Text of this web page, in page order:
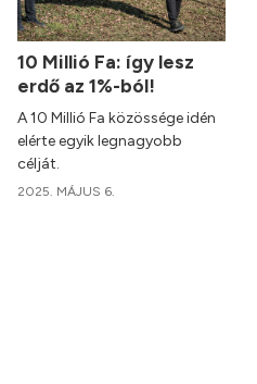
10 Millió Fa: így lesz
erdő az 1%-ból!
A 10 Millió Fa közössége idén
elérte egyik legnagyobb
célját.
2025. MÁJUS 6.